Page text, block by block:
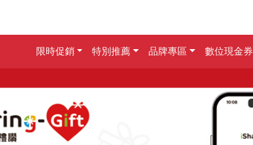
限時促銷 特別推薦 品牌專區 數位現金券